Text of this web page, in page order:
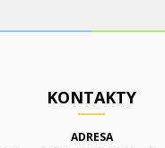
KONTAKTY
ADRESA